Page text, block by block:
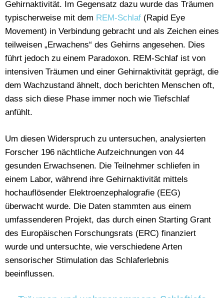
Gehirnaktivität. Im Gegensatz dazu wurde das Träumen
typischerweise mit dem REM-Schlaf (Rapid Eye
Movement) in Verbindung gebracht und als Zeichen eines
teilweisen „Erwachens“ des Gehirns angesehen. Dies
führt jedoch zu einem Paradoxon. REM-Schlaf ist von
intensiven Träumen und einer Gehirnaktivität geprägt, die
dem Wachzustand ähnelt, doch berichten Menschen oft,
dass sich diese Phase immer noch wie Tiefschlaf
anfühlt.
Um diesen Widerspruch zu untersuchen, analysierten
Forscher 196 nächtliche Aufzeichnungen von 44
gesunden Erwachsenen. Die Teilnehmer schliefen in
einem Labor, während ihre Gehirnaktivität mittels
hochauflösender Elektroenzephalografie (EEG)
überwacht wurde. Die Daten stammten aus einem
umfassenderen Projekt, das durch einen Starting Grant
des Europäischen Forschungsrats (ERC) finanziert
wurde und untersuchte, wie verschiedene Arten
sensorischer Stimulation das Schlaferlebnis
beeinflussen.